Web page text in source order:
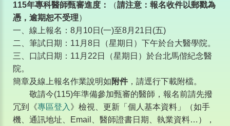
115年專科醫師甄審進度： （請注意：報名收件以郵戳為
憑，逾期恕不受理）
一、線上報名： 8月 10日 (一)至8月 21 日 (五)
二、筆試日期： 11 月 8日（星期日）下午於台大醫學院。
三、口試日期： 11 月 22 日（星期日）於台北馬偕紀念醫
院。
簡章及線上報名作業說明如附件，請逕行下載附檔。
敬請今(115)年準備參加甄審的醫師，報名前請先撥
冗到《專區登入 》檢視、更新「個人基本資料」（如手
機、通訊地址、
Email 、醫師證書日期、執業資料… ），